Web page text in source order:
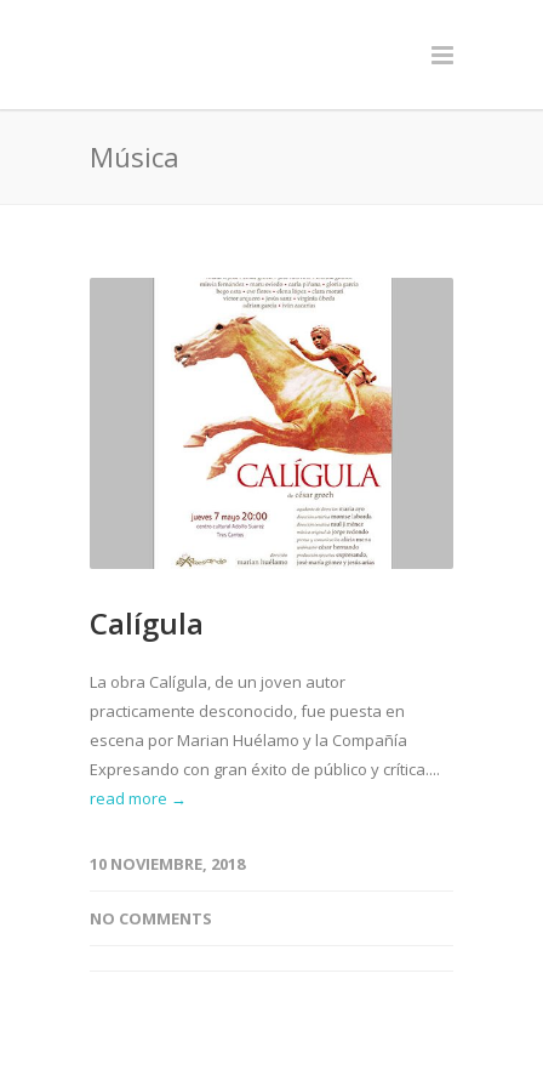
Música
Calígula
La obra Calígula, de un joven autor
practicamente desconocido, fue puesta en
escena por Marian Huélamo y la Compañía
Expresando con gran éxito de público y crítica....
read more →
10 NOVIEMBRE, 2018
NO COMMENTS